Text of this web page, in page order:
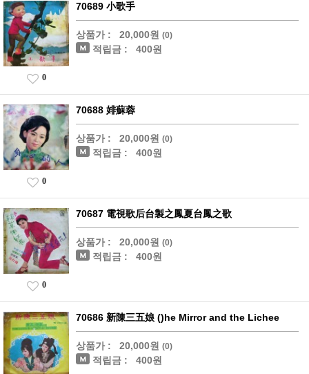
70689 小歌手
상품가 : 20,000원 (0)
적립금 : 400원
0
70688 婔蘇蓉
상품가 : 20,000원 (0)
적립금 : 400원
0
70687 電視歌后台製之鳳夏台鳳之歌
상품가 : 20,000원 (0)
적립금 : 400원
0
70686 新陳三五娘 ()he Mirror and the Lichee
상품가 : 20,000원 (0)
적립금 : 400원